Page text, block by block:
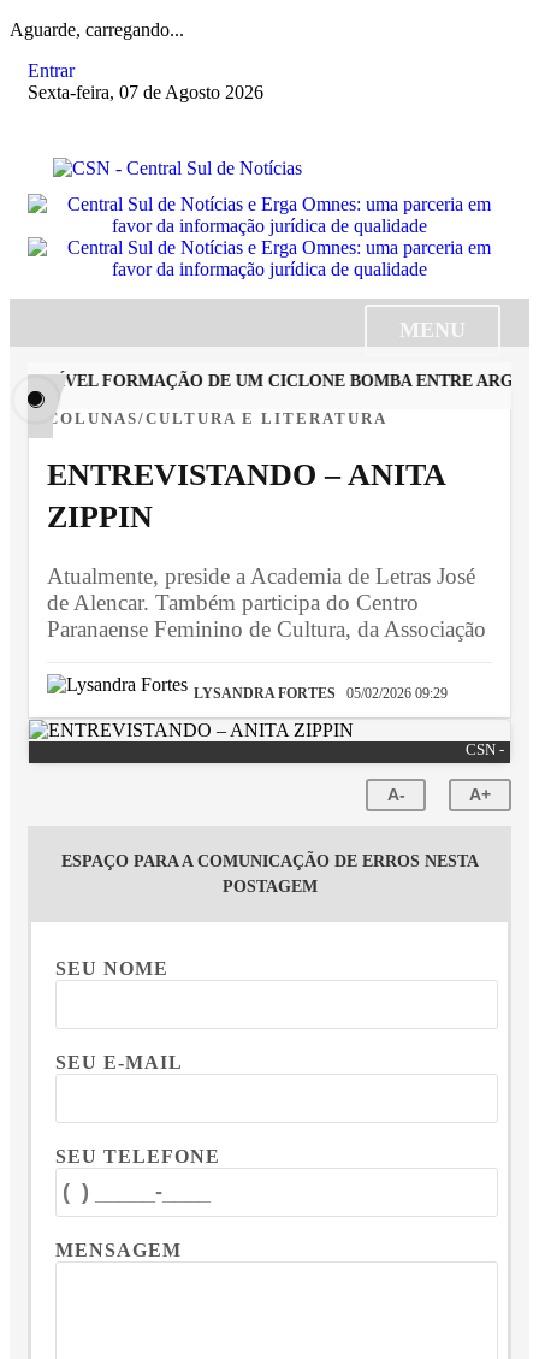
Aguarde, carregando...
Entrar
Sexta-feira, 07 de Agosto 2026
MENU
FORMAÇÃO DE UM CICLONE BOMBA ENTRE
COLUNAS/CULTURA E LITERATURA
ENTREVISTANDO – ANITA
ZIPPIN
Atualmente, preside a Academia de Letras José
de Alencar. Também participa do Centro
Paranaense Feminino de Cultura, da Associação
LYSANDRA FORTES 05/02/2026 09:29
CSN -
A- A+
ESPAÇO PARA A COMUNICAÇÃO DE ERROS NESTA
POSTAGEM
SEU NOME
SEU E-MAIL
SEU TELEFONE
MENSAGEM